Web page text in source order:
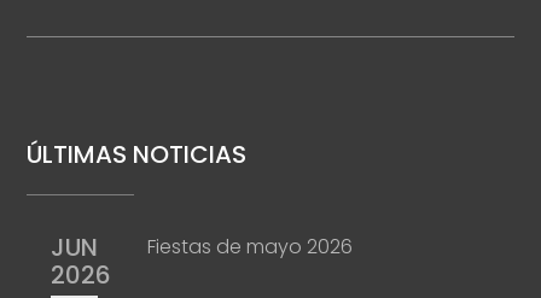
ÚLTIMAS NOTICIAS
JUN
2026
Fiestas de mayo 2026